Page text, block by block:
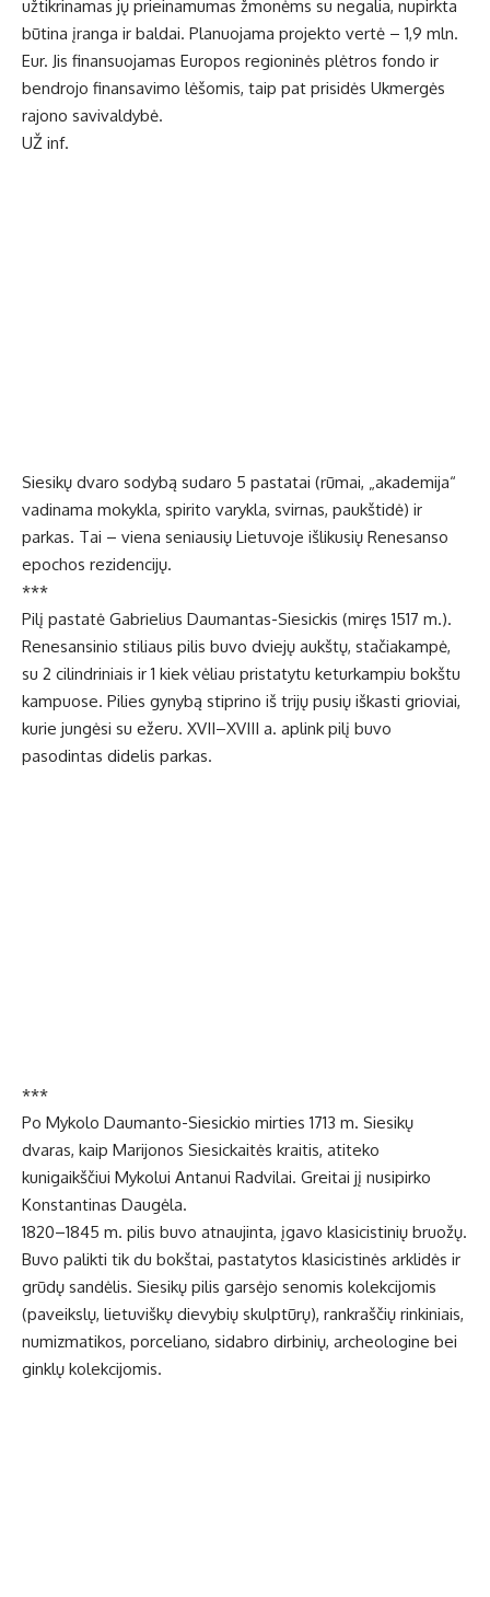
užtikrinamas jų prieinamumas žmonėms su negalia, nupirkta
būtina įranga ir baldai. Planuojama projekto vertė – 1,9 mln.
Eur. Jis finansuojamas Europos regioninės plėtros fondo ir
bendrojo finansavimo lėšomis, taip pat prisidės Ukmergės
rajono savivaldybė.
UŽ inf.
Siesikų dvaro sodybą sudaro 5 pastatai (rūmai, „akademija“
vadinama mokykla, spirito varykla, svirnas, paukštidė) ir
parkas. Tai – viena seniausių Lietuvoje išlikusių Renesanso
epochos rezidencijų.
***
Pilį pastatė Gabrielius Daumantas-Siesickis (miręs 1517 m.).
Renesansinio stiliaus pilis buvo dviejų aukštų, stačiakampė,
su 2 cilindriniais ir 1 kiek vėliau pristatytu keturkampiu bokštu
kampuose. Pilies gynybą stiprino iš trijų pusių iškasti grioviai,
kurie jungėsi su ežeru. XVII–XVIII a. aplink pilį buvo
pasodintas didelis parkas.
***
Po Mykolo Daumanto-Siesickio mirties 1713 m. Siesikų
dvaras, kaip Marijonos Siesickaitės kraitis, atiteko
kunigaikščiui Mykolui Antanui Radvilai. Greitai jį nusipirko
Konstantinas Daugėla.
1820–1845 m. pilis buvo atnaujinta, įgavo klasicistinių bruožų.
Buvo palikti tik du bokštai, pastatytos klasicistinės arklidės ir
grūdų sandėlis. Siesikų pilis garsėjo senomis kolekcijomis
(paveikslų, lietuviškų dievybių skulptūrų), rankraščių rinkiniais,
numizmatikos, porceliano, sidabro dirbinių, archeologine bei
ginklų kolekcijomis.